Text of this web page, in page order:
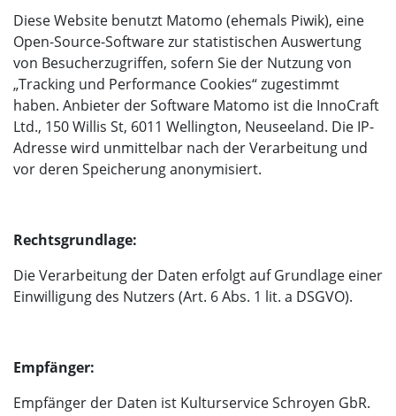
Diese Website benutzt Matomo (ehemals Piwik), eine
Open-Source-Software zur statistischen Auswertung
von Besucherzugriffen, sofern Sie der Nutzung von
„Tracking und Performance Cookies“ zugestimmt
haben. Anbieter der Software Matomo ist die InnoCraft
Ltd., 150 Willis St, 6011 Wellington, Neuseeland. Die IP-
Adresse wird unmittelbar nach der Verarbeitung und
vor deren Speicherung anonymisiert.
Rechtsgrundlage:
Die Verarbeitung der Daten erfolgt auf Grundlage einer
Einwilligung des Nutzers (Art. 6 Abs. 1 lit. a DSGVO).
Empfänger:
Empfänger der Daten ist Kulturservice Schroyen GbR.